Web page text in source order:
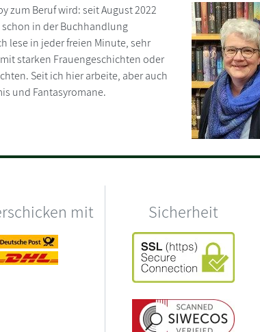
zum Beruf wird: seit August 2022
in der Buchhandlung
lese in jeder freien Minute, sehr
starken Frauengeschichten oder
Seit ich hier arbeite, aber auch
und Fantasyromane.
mit Sicherheit